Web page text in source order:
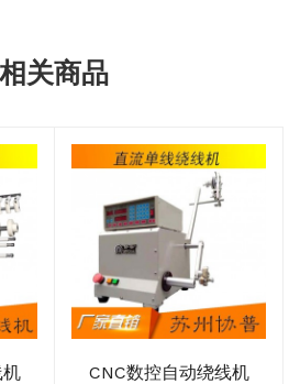
相关商品
CNC数控自动绕线机